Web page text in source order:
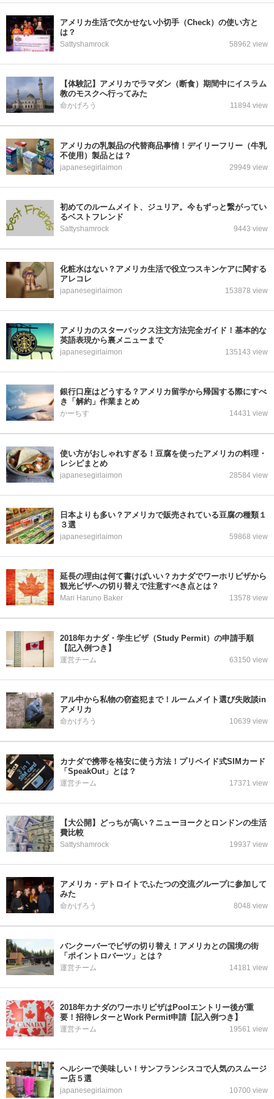
アメリカ生活で欠かせない小切手（Check）の使い方と
は？
Sattyshamrock 58962 view
【体験記】アメリカでラマダン（断食）期間中にイスラム
教のモスクへ行ってみた
命かげろう 11894 view
アメリカの乳製品の代替商品事情！デイリーフリー（牛乳
不使用）製品とは？
japanesegirlaimon 29949 view
初めてのルームメイト、ジュリア。今もずっと繋がってい
るベストフレンド
Sattyshamrock 9443 view
化粧水はない？アメリカ生活で役立つスキンケアに関する
アレコレ
japanesegirlaimon 153878 view
アメリカのスターバックス注文方法完全ガイド！基本的な
英語表現から裏メニューまで
japanesegirlaimon 135143 view
銀行口座はどうする？アメリカ留学から帰国する際にすべ
き「解約」作業まとめ
かーちす 14431 view
使い方がおしゃれすぎる！豆腐を使ったアメリカの料理・
レシピまとめ
japanesegirlaimon 28584 view
日本よりも多い？アメリカで販売されている豆腐の種類１
３選
japanesegirlaimon 59868 view
延長の理由は何て書けばいい？カナダでワーホリビザから
観光ビザへの切り替えで注意すべき点とは？
Mari Haruno Baker 13578 view
2018年カナダ・学生ビザ（Study Permit）の申請手順
【記入例つき】
運営チーム 63150 view
アル中から私物の窃盗犯まで！ルームメイト選び失敗談in
アメリカ
命かげろう 10639 view
カナダで携帯を格安に使う方法！プリペイド式SIMカード
「SpeakOut」とは？
運営チーム 17371 view
【大公開】どっちが高い？ニューヨークとロンドンの生活
費比較
Sattyshamrock 19937 view
アメリカ・デトロイトでふたつの交流グループに参加して
みた
命かげろう 8048 view
バンクーバーでビザの切り替え！アメリカとの国境の街
「ポイントロバーツ」とは？
運営チーム 14181 view
2018年カナダのワーホリビザはPoolエントリー後が重
要！招待レターとWork Permit申請【記入例つき】
運営チーム 19561 view
ヘルシーで美味しい！サンフランシスコで人気のスムージ
ー店５選
japanesegirlaimon 10700 view